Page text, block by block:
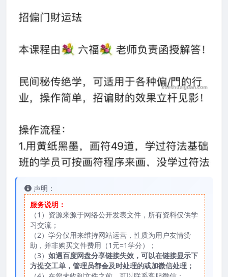
声明：
服务说明：
（1）资源来源于网络公开发表文件，所有资料仅供学
习交流；
（2）学分仅用来维持网站运营，性质为用户友情赞
助，并非购买文件费用（1元=1学分）；
（3） 如遇百度网盘分享链接失效，可以在链接显示下
方提交工单，管理员都会及时处理的或加微信处理；